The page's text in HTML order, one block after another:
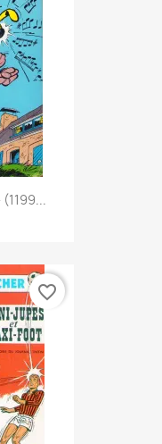
favorite_border